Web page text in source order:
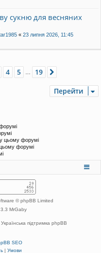
сукню для весняних
« 23 липня 2026, 11:45
з19
4 5 19
Перейти
цьому форумі
форумі
© phpBB Limited
MrGaby
Українська підтримка phpBB
SEO
| Умови